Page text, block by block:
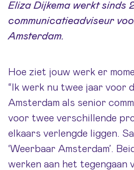
Eliza Dijkema werkt sinds
communicatieadviseur
Amsterdam.
Hoe ziet jouw werk er
“Ik werk nu twee jaar voor
Amsterdam als senior
voor twee verschillende
elkaars verlengde liggen.
‘Weerbaar Amsterdam’.
werken aan het tegengaan